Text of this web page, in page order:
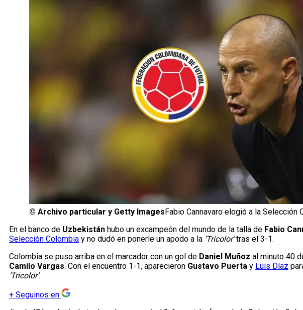
© Archivo particular y Getty Images Fabio Cannavaro elogió a la Selección
En el banco de Uzbekistán hubo un excampeón del mundo de la talla de Fabio
Selección Colombia y no dudó en ponerle un apodo a la ‘Tricolor’tras el 3-1.
Colombia se puso arriba en el marcador con un gol de Daniel Muñoz al minuto 40
Camilo Vargas. Con el encuentro 1-1, aparecieron Gustavo Puerta y Luis Díaz
‘Tricolor’.
+ Seguinos en